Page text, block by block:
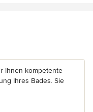
Sternen
Ihnen kompetente
Ihres Bades. Sie